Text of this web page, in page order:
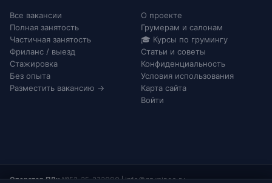
Все вакансии
Полная занятость
Частичная занятость
Фриланс / выезд
Стажировка
Без опыта
Разместить вакансию →
О проекте
Грумерам и салонам
🎓 Курсы по грумингу
Статьи и советы
Конфиденциальность
Условия использования
Карта сайта
Войти
Оператор ПДн:№52-25-232090|info@grumingo.ru